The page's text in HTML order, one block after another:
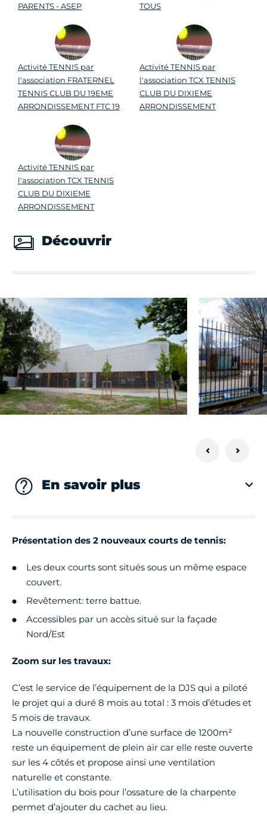
PARENTS - ASEP
TOUS
Activité TENNIS par
l'association FRATERNEL
TENNIS CLUB DU 19EME
ARRONDISSEMENT FTC 19
Activité TENNIS par
l'association TCX TENNIS
CLUB DU DIXIEME
ARRONDISSEMENT
Activité TENNIS par
l'association TCX TENNIS
CLUB DU DIXIEME
ARRONDISSEMENT
Découvrir
En savoir plus
Présentation des 2 nouveaux courts de tennis:
Les deux courts sont situés sous un même espace
couvert.
Revêtement: terre battue.
Accessibles par un accès situé sur la façade
Nord/Est
Zoom sur les travaux:
C’est le service de l’équipement de la DJS qui a piloté
le projet qui a duré 8 mois au total : 3 mois d’études et
5 mois de travaux.
La nouvelle construction d’une surface de 1200m²
reste un équipement de plein air car elle reste ouverte
sur les 4 côtés et propose ainsi une ventilation
naturelle et constante.
L’utilisation du bois pour l’ossature de la charpente
permet d’ajouter du cachet au lieu.